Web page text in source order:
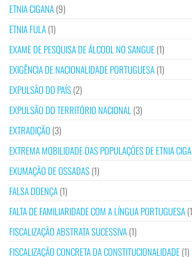
ETNIA CIGANA(9)
ETNIA FULA(1)
EXAME DE PESQUISA DE ÁLCOOL NO SANGUE(1)
EXIGÊNCIA DE NACIONALIDADE PORTUGUESA(1)
EXPULSÃO DO PAÍS(2)
EXPULSÃO DO TERRITÓRIO NACIONAL(3)
EXTRADIÇÃO (3)
EXTREMA MOBILIDADE DAS POPULAÇÕES DE ETNIA
EXUMAÇÃO DE OSSADAS(1)
FALSA DOENÇA(1)
FALTA DE FAMILIARIDADE COM A LÍNGUA PORTUGUESA
FISCALIZAÇÃO ABSTRATA SUCESSIVA(1)
FISCALIZAÇÃO CONCRETA DA CONSTITUCIONALIDADE(1)